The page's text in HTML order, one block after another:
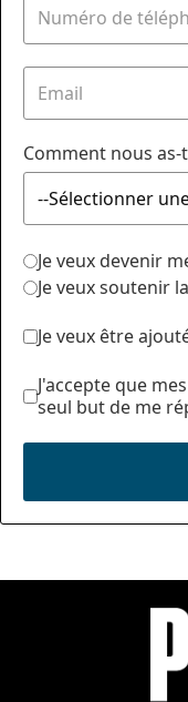
Comment nous as-
Je veux devenir
Je veux soutenir
Je veux être
J'accepte que
seul but de me